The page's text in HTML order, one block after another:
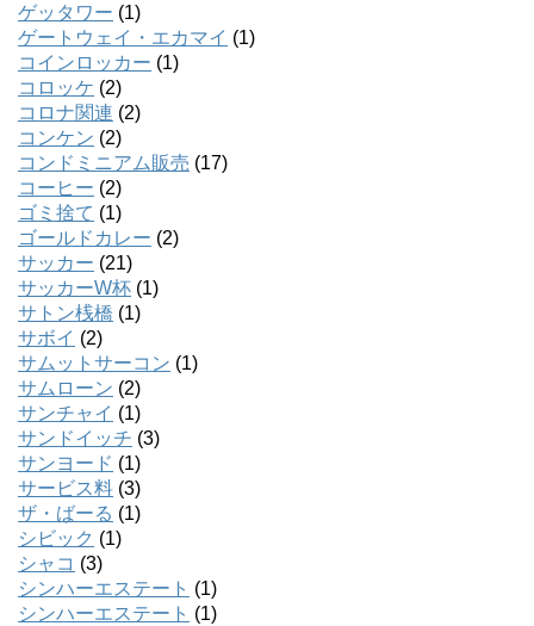
ゲッタワー (1)
ゲートウェイ・エカマイ (1)
コインロッカー (1)
コロッケ (2)
コロナ関連 (2)
コンケン (2)
コンドミニアム販売 (17)
コーヒー (2)
ゴミ捨て (1)
ゴールドカレー (2)
サッカー (21)
サッカーW杯 (1)
サトン桟橋 (1)
サボイ (2)
サムットサーコン (1)
サムローン (2)
サンチャイ (1)
サンドイッチ (3)
サンヨード (1)
サービス料 (3)
ザ・ばーる (1)
シビック (1)
シャコ (3)
シンハーエステート (1)
シンハーエステート (1)